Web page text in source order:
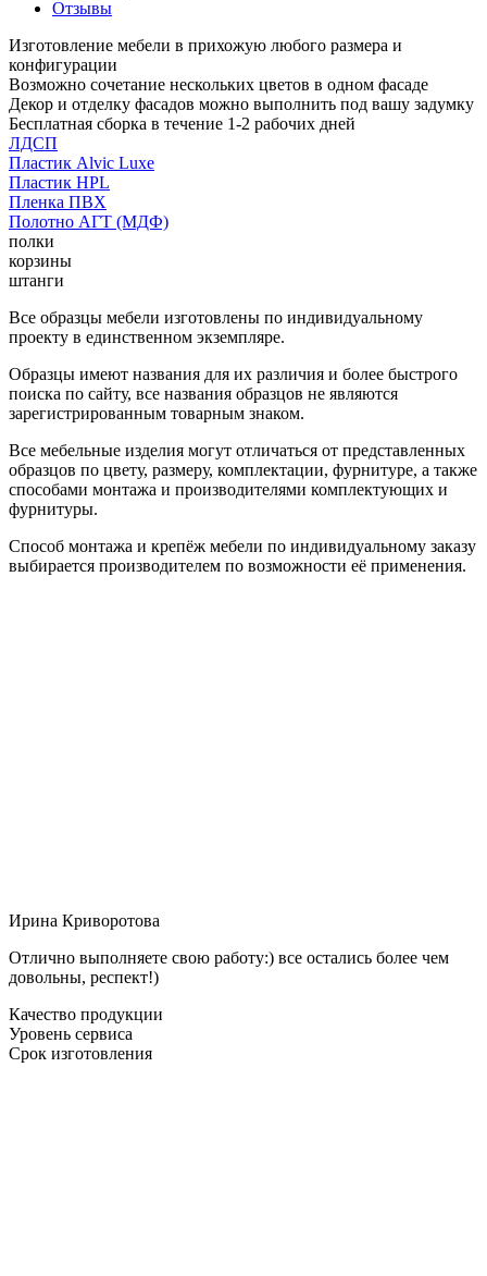
Отзывы
Изготовление мебели в прихожую любого размера и
конфигурации
Возможно сочетание нескольких цветов в одном фасаде
Декор и отделку фасадов можно выполнить под вашу задумку
Бесплатная сборка в течение 1-2 рабочих дней
ЛДСП
Пластик Alvic Luxe
Пластик HPL
Пленка ПВХ
Полотно АГТ (МДФ)
полки
корзины
штанги
Все образцы мебели изготовлены по индивидуальному
проекту в единственном экземпляре.
Образцы имеют названия для их различия и более быстрого
поиска по сайту, все названия образцов не являются
зарегистрированным товарным знаком.
Все мебельные изделия могут отличаться от представленных
образцов по цвету, размеру, комплектации, фурнитуре, а также
способами монтажа и производителями комплектующих и
фурнитуры.
Способ монтажа и крепёж мебели по индивидуальному заказу
выбирается производителем по возможности её применения.
Ирина Криворотова
Отлично выполняете свою работу:) все остались более чем
довольны, респект!)
Качество продукции
Уровень сервиса
Срок изготовления